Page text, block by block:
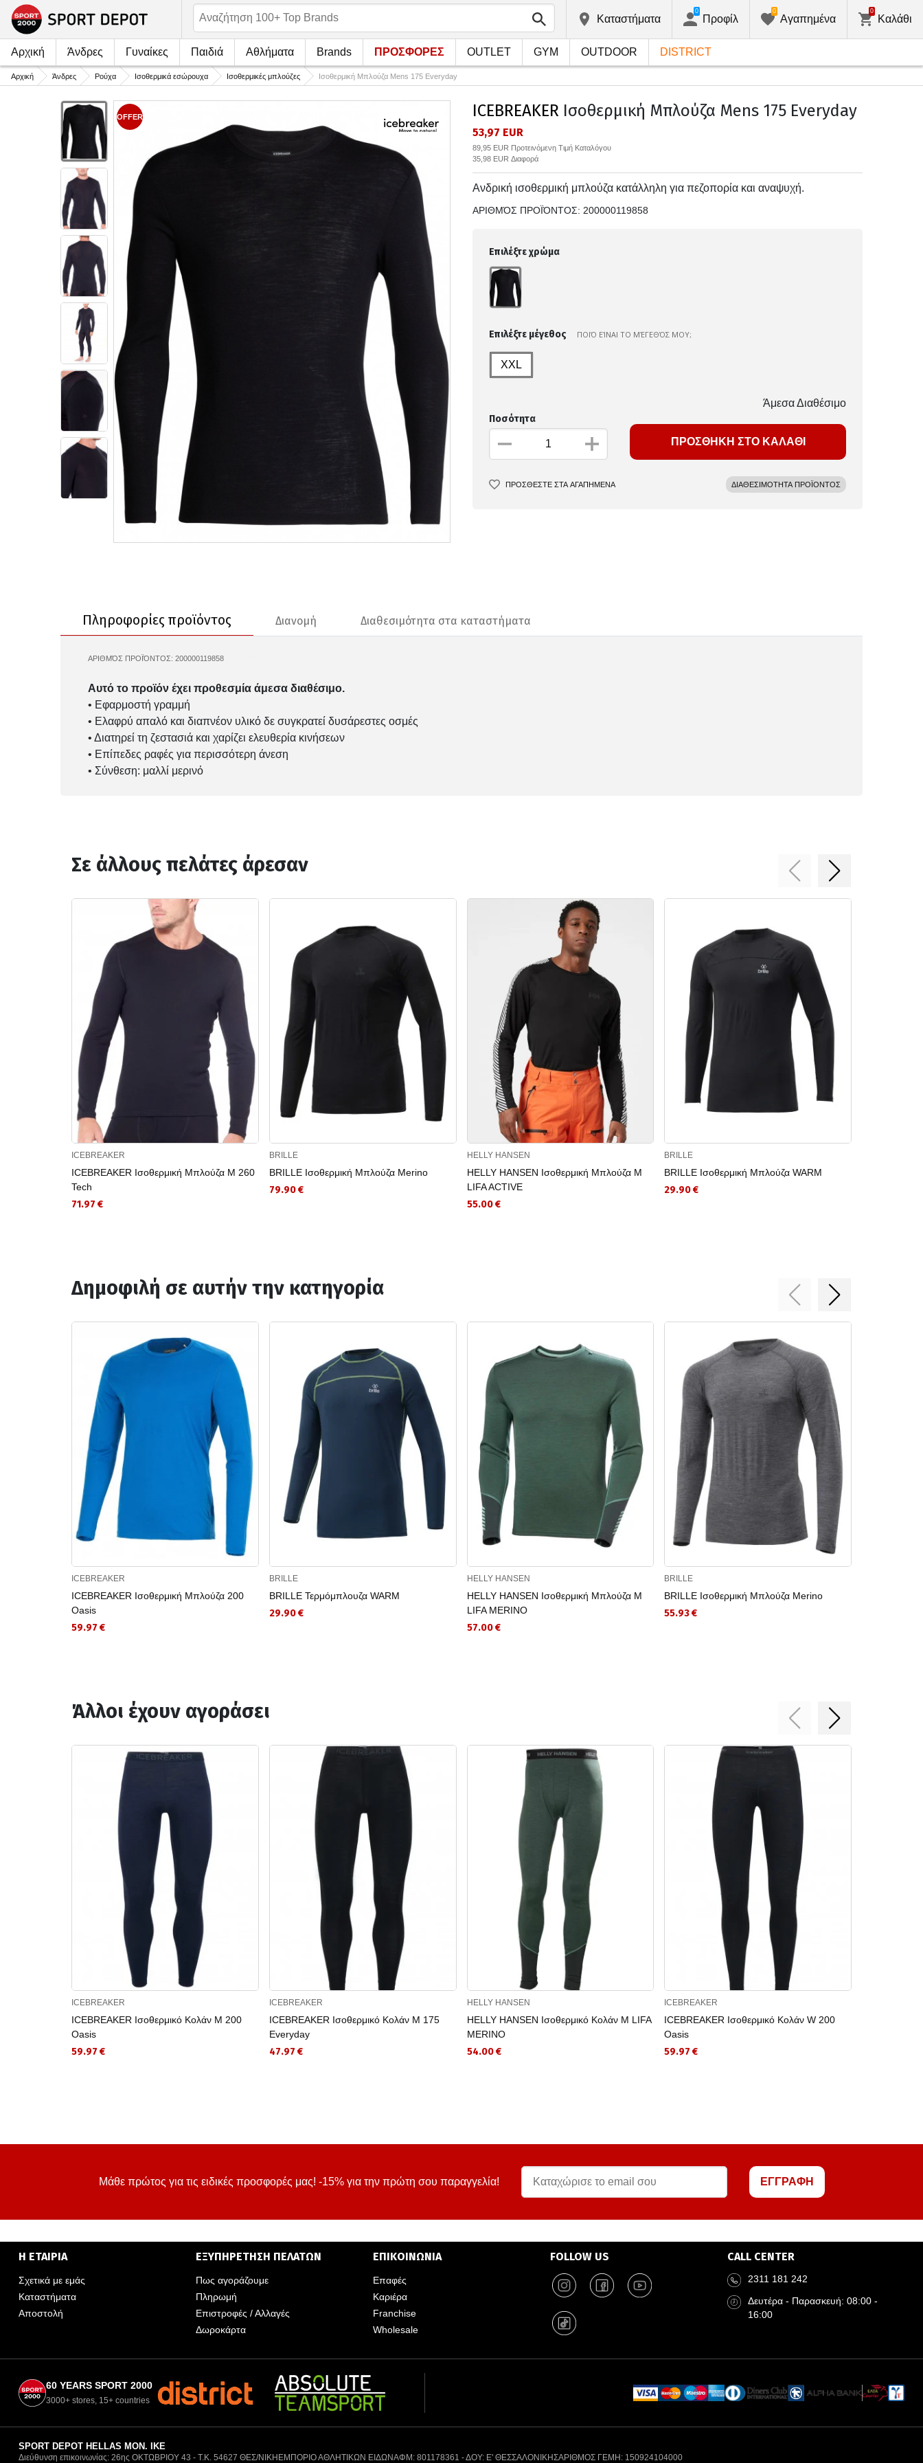
Kαταστήματα Προφίλ
0
Αγαπημένα
0
Καλάθι
0
Αρχική Άνδρες Γυναίκες Παιδιά Αθλήματα Brands ΠΡΟΣΦΟΡΕΣ OUTLET GYM OUTDOOR DISTRICT
Αρχική Άνδρες Ρούχα Ισοθερμικά εσώρουχα Ισοθερμικές μπλούζες Ισοθερμική Μπλούζα Mens 175 Everyday
OFFER ICEBREAKER Ισοθερμική Μπλούζα Mens 175 Everyday
53,97 EUR
89,95 EUR Προτεινόμενη Τιμή Καταλόγου
35,98 EUR Διαφορά
Ανδρική ισοθερμική μπλούζα κατάλληλη για πεζοπορία και αναψυχή.
ΑΡΙΘΜΌΣ ΠΡΟΪΌΝΤΟΣ: 200000119858
Επιλέξτε χρώμα
Επιλέξτε μέγεθος ΠΟΙΌ ΕΊΝΑΙ ΤΟ ΜΈΓΕΘΌΣ ΜΟΥ;
XXL
Άμεσα Διαθέσιμο
Ποσότητα
ΠΡΟΣΘΗΚΗ ΣΤΟ ΚΑΛΑΘΙ
ΠΡΟΣΘΕΣΤΕ ΣΤΑ ΑΓΑΠΗΜΕΝΑ ΔΙΑΘΕΣΙΜΟΤΗΤΑ ΠΡΟΪΟΝΤΟΣ
Πληροφορίες προϊόντος Διανομή Διαθεσιμότητα στα καταστήματα
ΑΡΙΘΜΌΣ ΠΡΟΪΌΝΤΟΣ: 200000119858
Αυτό το προϊόν έχει προθεσμία άμεσα διαθέσιμο.
• Εφαρμοστή γραμμή
• Ελαφρύ απαλό και διαπνέον υλικό δε συγκρατεί δυσάρεστες οσμές
• Διατηρεί τη ζεστασιά και χαρίζει ελευθερία κινήσεων
• Επίπεδες ραφές για περισσότερη άνεση
• Σύνθεση: μαλλί μερινό
Σε άλλους πελάτες άρεσαν
ICEBREAKER
ICEBREAKER Ισοθερμική Μπλούζα M 260
Tech
71.97 €
BRILLE
BRILLE Ισοθερμική Μπλούζα Merino
79.90 €
HELLY HANSEN
HELLY HANSEN Ισοθερμική Μπλούζα M
LIFA ACTIVE
55.00 €
BRILLE
BRILLE Ισοθερμική Μπλούζα WARM
29.90 €
Δημοφιλή σε αυτήν την κατηγορία
ICEBREAKER
ICEBREAKER Ισοθερμική Μπλούζα 200
Oasis
59.97 €
BRILLE
BRILLE Τερμόμπλουζα WARM
29.90 €
HELLY HANSEN
HELLY HANSEN Ισοθερμική Μπλούζα M
LIFA MERINO
57.00 €
BRILLE
BRILLE Ισοθερμική Μπλούζα Merino
55.93 €
Άλλοι έχουν αγοράσει
ICEBREAKER
ICEBREAKER Ισοθερμικό Κολάν M 200
Oasis
59.97 €
ICEBREAKER
ICEBREAKER Ισοθερμικό Κολάν M 175
Everyday
47.97 €
HELLY HANSEN
HELLY HANSEN Ισοθερμικό Κολάν M LIFA
MERINO
54.00 €
ICEBREAKER
ICEBREAKER Ισοθερμικό Κολάν W 200
Oasis
59.97 €
Μάθε πρώτος για τις ειδικές προσφορές μας! -15% για την πρώτη σου παραγγελία! ΕΓΓΡΑΦΗ
Η ΕΤΑΙΡΙΑ
Σχετικά με εμάς
Καταστήματα
Αποστολή
ΕΞΥΠΗΡΕΤΗΣΗ ΠΕΛΑΤΩΝ
Πως αγοράζουμε
Πληρωμή
Επιστροφές / Αλλαγές
Δωροκάρτα
ΕΠΙΚΟΙΝΩΝΙΑ
Επαφές
Καριέρα
Franchise
Wholesale
FOLLOW US CALL CENTER
2311 181 242
Δευτέρα - Παρασκευή: 08:00 -
16:00
60 YEARS SPORT 2000
3000+ stores, 15+ countries
SPORT DEPOT HELLAS ΜΟΝ. ΙΚΕ
Διεύθυνση επικοινωνίας: 26ης ΟΚΤΩΒΡΙΟΥ 43 - Τ.Κ. 54627 ΘΕΣ/ΝΙΚΗΕΜΠΟΡΙΟ ΑΘΛΗΤΙΚΩΝ ΕΙΔΩΝΑΦΜ: 801178361 - ΔΟΥ: Ε' ΘΕΣΣΑΛΟΝΙΚΗΣΑΡΙΘΜΟΣ ΓΕΜΗ: 150924104000